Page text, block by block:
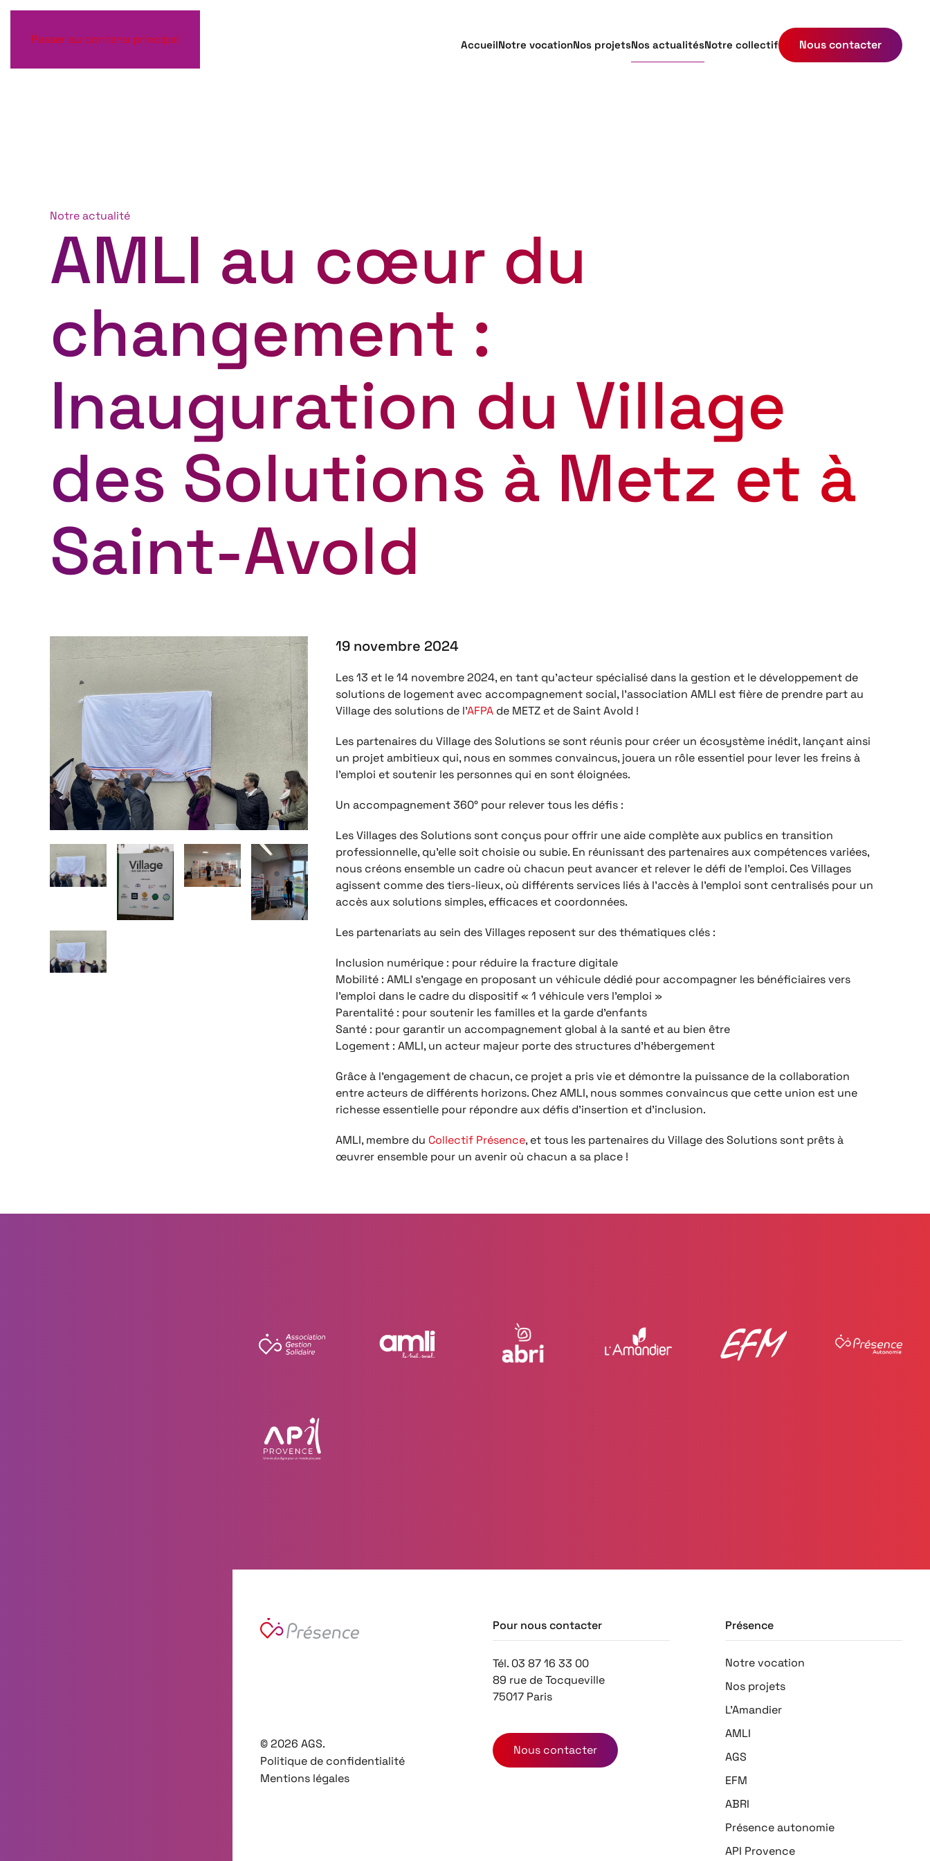
Passer au contenu principal AccueilNotre vocationNos projetsNos actualitésNotre collectif Nous contacter
Notre actualité
AMLI au cœur du
changement :
Inauguration du Village
des Solutions à Metz et à
Saint-Avold
19 novembre 2024
Les 13 et le 14 novembre 2024, en tant qu’acteur spécialisé dans la gestion et le développement de
solutions de logement avec accompagnement social, l’association AMLI est fière de prendre part au
Village des solutions de l’AFPA de METZ et de Saint Avold !
Les partenaires du Village des Solutions se sont réunis pour créer un écosystème inédit, lançant ainsi
un projet ambitieux qui, nous en sommes convaincus, jouera un rôle essentiel pour lever les freins à
l’emploi et soutenir les personnes qui en sont éloignées.
Un accompagnement 360° pour relever tous les défis :
Les Villages des Solutions sont conçus pour offrir une aide complète aux publics en transition
professionnelle, qu’elle soit choisie ou subie. En réunissant des partenaires aux compétences variées,
nous créons ensemble un cadre où chacun peut avancer et relever le défi de l’emploi. Ces Villages
agissent comme des tiers-lieux, où différents services liés à l’accès à l’emploi sont centralisés pour un
accès aux solutions simples, efficaces et coordonnées.
Les partenariats au sein des Villages reposent sur des thématiques clés :
Inclusion numérique : pour réduire la fracture digitale
Mobilité : AMLI s’engage en proposant un véhicule dédié pour accompagner les bénéficiaires vers
l’emploi dans le cadre du dispositif « 1 véhicule vers l’emploi »
Parentalité : pour soutenir les familles et la garde d’enfants
Santé : pour garantir un accompagnement global à la santé et au bien être
Logement : AMLI, un acteur majeur porte des structures d’hébergement
Grâce à l’engagement de chacun, ce projet a pris vie et démontre la puissance de la collaboration
entre acteurs de différents horizons. Chez AMLI, nous sommes convaincus que cette union est une
richesse essentielle pour répondre aux défis d’insertion et d’inclusion.
AMLI, membre du Collectif Présence, et tous les partenaires du Village des Solutions sont prêts à
œuvrer ensemble pour un avenir où chacun a sa place !
©2026 AGS.
Politique de confidentialité
Mentions légales
Pour nous contacter
Tél. 03 87 16 33 00
89 rue de Tocqueville
75017 Paris
Nous contacter
Présence
Notre vocation
Nos projets
L'Amandier
AMLI
AGS
EFM
ABRI
Présence autonomie
API Provence